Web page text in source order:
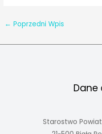
← Poprzedni Wpis
Dane
Starostwo